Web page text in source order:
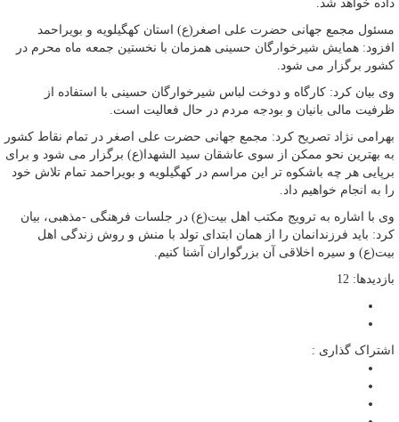
داده خواهد شد.
مسئول مجمع جهانی حضرت علی اصغر(ع) استان کهگیلویه و بویراحمد
افزود: همایش شیرخوارگان حسینی همزمان با نخستین جمعه ماه محرم در
کشور برگزار می شود.
وی بیان کرد: کارگاه و دوخت لباس شیرخوارگان حسینی با استفاده از
ظرفیت مالی بانیان و بودجه مردم در حال فعالیت است.
بهرامی نژاد تصریح کرد: مجمع جهانی حضرت علی اصغر در تمام نقاط کشور
به بهترین نحو ممکن از سوی عاشقان سید الشهدا(ع) برگزار می شود و برای
برپایی هر چه باشکوه تر این مراسم در کهگیلویه و بویراحمد تمام تلاش خود
را به انجام خواهیم داد.
وی با اشاره به ترویج مکتب اهل بیت(ع) در جلسات فرهنگی -مذهبی، بیان
کرد: باید فرزندانمان را از همان ابتدای تولد با منش و روش زندگی اهل
بیت(ع) و سیره اخلاقی آن بزرگواران آشنا کنیم.
بازدیدها: 12
اشتراک گذاری :